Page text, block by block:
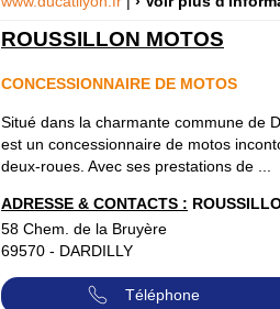
ROUSSILLON MOTOS
CONCESSIONNAIRE DE MOTOS
Situé dans la charmante commune de
est un concessionnaire de motos
deux-roues. Avec ses prestations de ...
ADRESSE & CONTACTS :
58 Chem. de la Bruyère
69570 - DARDILLY
Téléphone